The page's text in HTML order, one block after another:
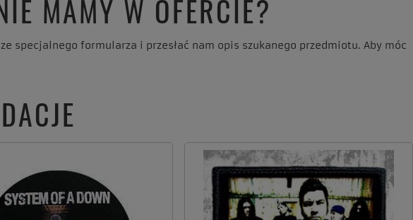
MAMY W OFERCIE?
specjalnego formularza i przesłać nam opis szukanego przedmiotu. Aby móc